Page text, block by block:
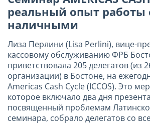
реальный опыт работы
наличными
Лиза Перлини (Lisa Perlini), вице-
кассовому обслуживанию ФРБ
приветствовала 205 делегатов (из
организации) в Бостоне, на
Americas Cash Cycle (ICCOS). Это
которое включало два дня
посвященный проблемам
семинара, собрало делегатов со